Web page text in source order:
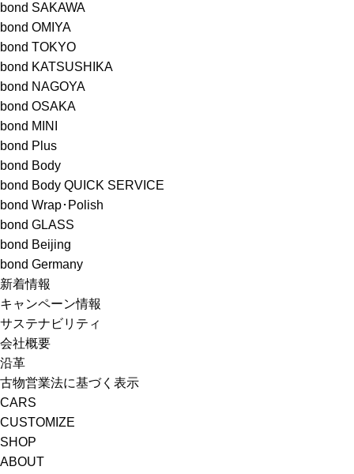
bond SAKAWA
bond OMIYA
bond TOKYO
bond KATSUSHIKA
bond NAGOYA
bond OSAKA
bond MINI
bond Plus
bond Body
bond Body QUICK SERVICE
bond Wrap･Polish
bond GLASS
bond Beijing
bond Germany
新着情報
キャンペーン情報
サステナビリティ
会社概要
沿革
古物営業法に基づく表示
CARS
CUSTOMIZE
SHOP
ABOUT